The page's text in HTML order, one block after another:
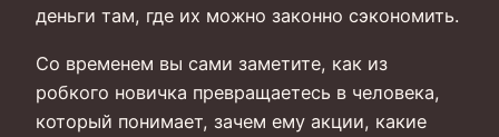
деньги там, где их можно законно сэкономить.
Со временем вы сами заметите, как из
робкого новичка превращаетесь в человека,
который понимает, зачем ему акции, какие